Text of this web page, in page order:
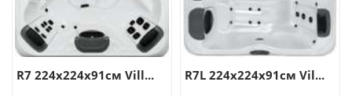
R7 224x224x91см Vill... R7L 224x224x91см Vil...